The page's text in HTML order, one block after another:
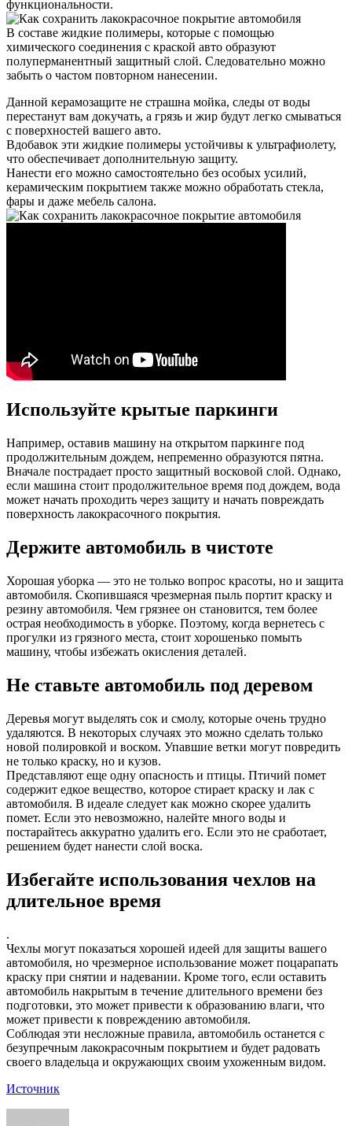
функциональности.
В составе жидкие полимеры, которые с помощью
химического соединения с краской авто образуют
полуперманентный защитный слой. Следовательно можно
забыть о частом повторном нанесении.
Данной керамозащите не страшна мойка, следы от воды
перестанут вам докучать, а грязь и жир будут легко смываться
с поверхностей вашего авто.
Вдобавок эти жидкие полимеры устойчивы к ультрафиолету,
что обеспечивает дополнительную защиту.
Нанести его можно самостоятельно без особых усилий,
керамическим покрытием также можно обработать стекла,
фары и даже мебель салона.
Используйте крытые паркинги
Например, оставив машину на открытом паркинге под
продолжительным дождем, непременно образуются пятна.
Вначале пострадает просто защитный восковой слой. Однако,
если машина стоит продолжительное время под дождем, вода
может начать проходить через защиту и начать повреждать
поверхность лакокрасочного покрытия.
Держите автомобиль в чистоте
Хорошая уборка — это не только вопрос красоты, но и защита
автомобиля. Скопившаяся чрезмерная пыль портит краску и
резину автомобиля. Чем грязнее он становится, тем более
острая необходимость в уборке. Поэтому, когда вернетесь с
прогулки из грязного места, стоит хорошенько помыть
машину, чтобы избежать окисления деталей.
Не ставьте автомобиль под деревом
Деревья могут выделять сок и смолу, которые очень трудно
удаляются. В некоторых случаях это можно сделать только
новой полировкой и воском. Упавшие ветки могут повредить
не только краску, но и кузов.
Представляют еще одну опасность и птицы. Птичий помет
содержит едкое вещество, которое стирает краску и лак с
автомобиля. В идеале следует как можно скорее удалить
помет. Если это невозможно, налейте много воды и
постарайтесь аккуратно удалить его. Если это не сработает,
решением будет нанести слой воска.
Избегайте использования чехлов на
длительное время
.
Чехлы могут показаться хорошей идеей для защиты вашего
автомобиля, но чрезмерное использование может поцарапать
краску при снятии и надевании. Кроме того, если оставить
автомобиль накрытым в течение длительного времени без
подготовки, это может привести к образованию влаги, что
может привести к повреждению автомобиля.
Соблюдая эти несложные правила, автомобиль останется с
безупречным лакокрасочным покрытием и будет радовать
своего владельца и окружающих своим ухоженным видом.
Источник